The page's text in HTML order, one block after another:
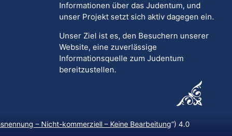
Informationen über das Judentum, und
unser Projekt setzt sich aktiv dagegen ein.
Unser Ziel ist es, den Besuchern unserer
Website, eine zuverlässige
Informationsquelle zum Judentum
bereitzustellen.
– Nicht-kommerziell – Keine Bearbeitung“) 4.0